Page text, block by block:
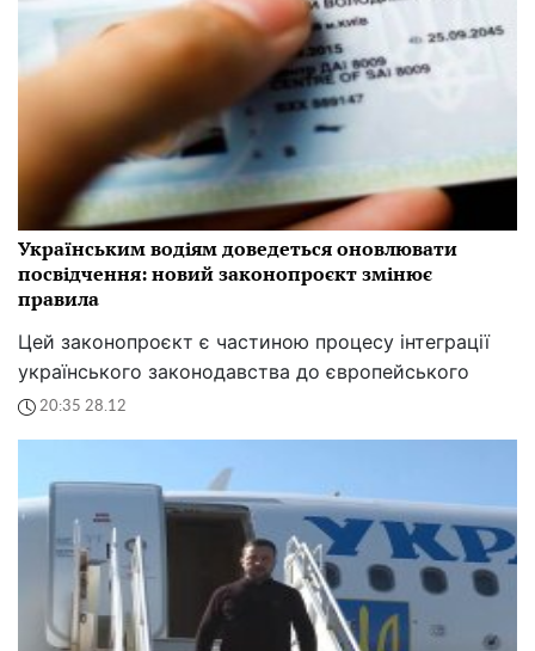
Українським водіям доведеться оновлювати
посвідчення: новий законопроєкт змінює
правила
Цей законопроєкт є частиною процесу інтеграції
українського законодавства до європейського
20:35 28.12